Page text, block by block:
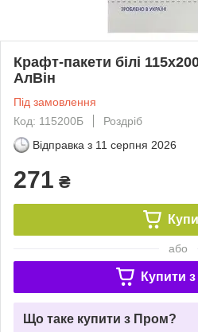
Крафт-пакети білі
АлВін
Під замовлення
Код: 115200Б
Роздріб
Відправка з 11 серпня 2026
271 ₴
або
Купити з
Що таке купити з Пром?